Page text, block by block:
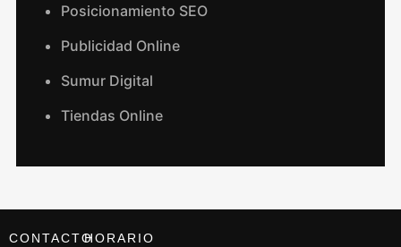
Posicionamiento SEO
Publicidad Online
Sumur Digital
Tiendas Online
CONTACTOHORARIO